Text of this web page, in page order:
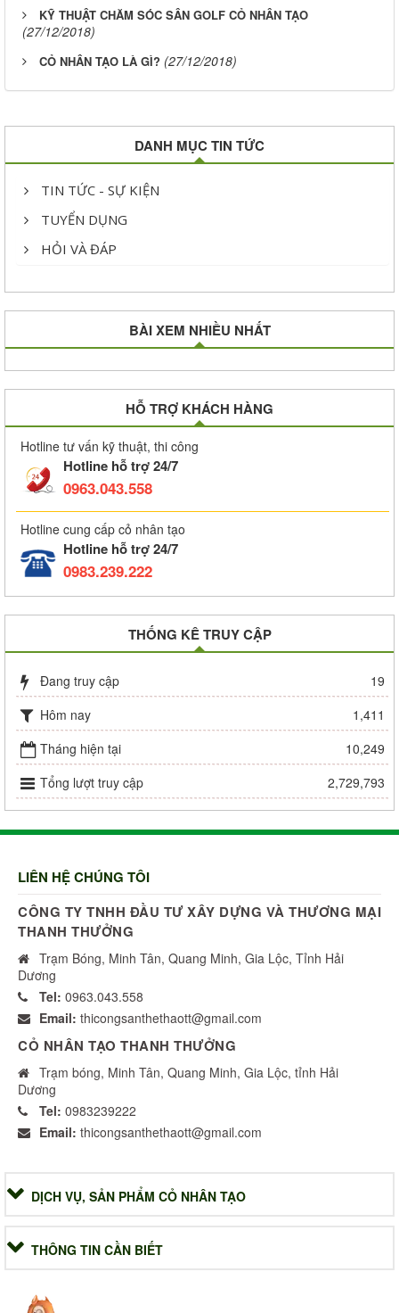
KỸ THUẬT CHĂM SÓC SÂN GOLF CỎ NHÂN TẠO
(27/12/2018)
CỎ NHÂN TẠO LÀ GÌ? (27/12/2018)
DANH MỤC TIN TỨC
TIN TỨC - SỰ KIỆN
TUYỂN DỤNG
HỎI VÀ ĐÁP
BÀI XEM NHIỀU NHẤT
HỖ TRỢ KHÁCH HÀNG
Hotline tư vấn kỹ thuật, thi công
Hotline hỗ trợ 24/7
0963.043.558
Hotline cung cấp cỏ nhân tạo
Hotline hỗ trợ 24/7
0983.239.222
THỐNG KÊ TRUY CẬP
Đang truy cập
19
Hôm nay
1,411
Tháng hiện tại
10,249
Tổng lượt truy cập
2,729,793
LIÊN HỆ CHÚNG TÔI
CÔNG TY TNHH ĐẦU TƯ XÂY DỰNG VÀ THƯƠNG MẠI
THANH THƯỞNG
Trạm Bóng, Minh Tân, Quang Minh, Gia Lộc, Tỉnh Hải
Dương
Tel: 0963.043.558
Email: thicongsanthethaott@gmail.com
CỎ NHÂN TẠO THANH THƯỞNG
Trạm bóng, Minh Tân, Quang Minh, Gia Lộc, tỉnh Hải
Dương
Tel: 0983239222
Email: thicongsanthethaott@gmail.com
DỊCH VỤ, SẢN PHẨM CỎ NHÂN TẠO
THÔNG TIN CẦN BIẾT